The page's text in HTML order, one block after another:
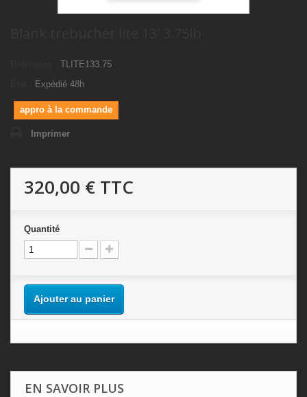
TLITE133.75
Expédié 48h
appro à la commande
Imprimer
320,00 € TTC
Quantité
Ajouter au panier
EN SAVOIR PLUS